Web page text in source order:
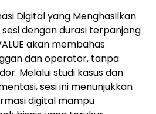
Digital yang Menghasilkan
sesi dengan durasi terpanjang
akan membahas
dan operator, tanpa
Melalui studi kasus dan
sesi ini menunjukkan
digital mampu